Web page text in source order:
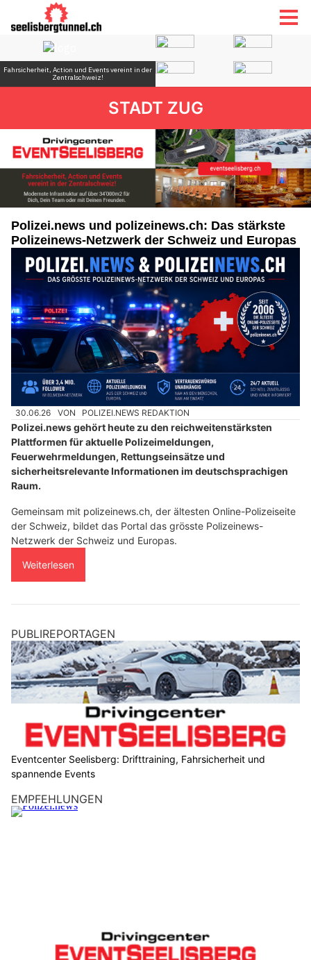
STADT ZUG
Polizei.news und polizeinews.ch: Das stärkste
Polizeinews-Netzwerk der Schweiz und Europas
30.06.26 VON POLIZEI.NEWS REDAKTION
Polizei.news gehört heute zu den reichweitenstärksten
Plattformen für aktuelle Polizeimeldungen,
Feuerwehrmeldungen, Rettungseinsätze und
sicherheitsrelevante Informationen im deutschsprachigen
Raum.
Gemeinsam mit polizeinews.ch, der ältesten Online-Polizeiseite
der Schweiz, bildet das Portal das grösste Polizeinews-
Netzwerk der Schweiz und Europas.
Weiterlesen
PUBLIREPORTAGEN
Eventcenter Seelisberg: Drifttraining, Fahrsicherheit und
spannende Events
EMPFEHLUNGEN